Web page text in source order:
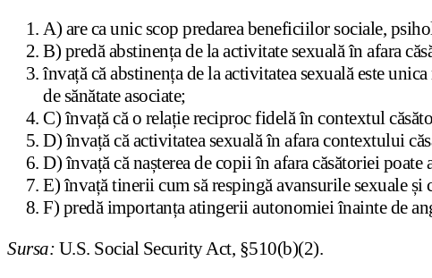
A) are ca unic scop predarea beneficiilor sociale,
B) predă abstinența de la activitate sexuală în afara
învață că abstinența de la activitatea sexuală este
de sănătate asociate;
C) învață că o relație reciproc fidelă în contextul
D) învață că activitatea sexuală în afara contextului
D) învață că nașterea de copii în afara căsătoriei
E) învață tinerii cum să respingă avansurile sexuale
F) predă importanța atingerii autonomiei înainte de
Sursa: U.S. Social Security Act, §510(b)(2).